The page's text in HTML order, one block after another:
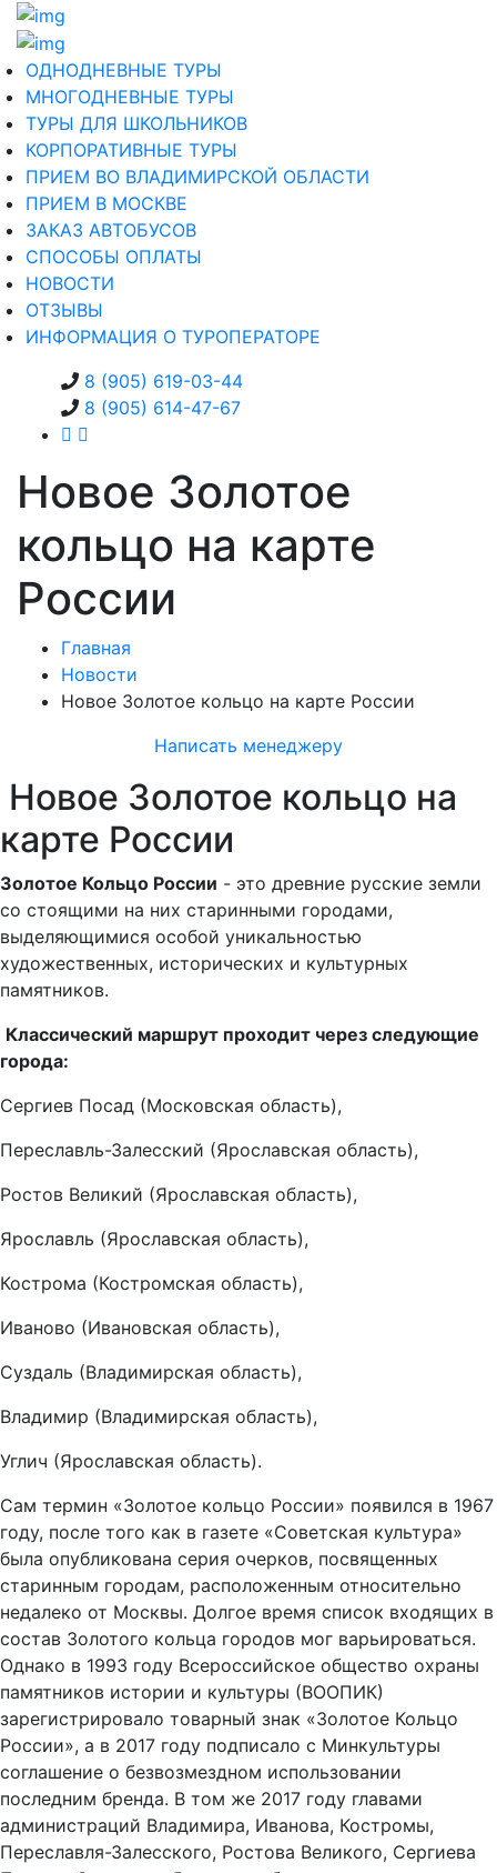
ОДНОДНЕВНЫЕ ТУРЫ
МНОГОДНЕВНЫЕ ТУРЫ
ТУРЫ ДЛЯ ШКОЛЬНИКОВ
КОРПОРАТИВНЫЕ ТУРЫ
ПРИЕМ ВО ВЛАДИМИРСКОЙ ОБЛАСТИ
ПРИЕМ В МОСКВЕ
ЗАКАЗ АВТОБУСОВ
СПОСОБЫ ОПЛАТЫ
НОВОСТИ
ОТЗЫВЫ
ИНФОРМАЦИЯ О ТУРОПЕРАТОРЕ
8 (905) 619-03-44
8 (905) 614-47-67
Новое Золотое
кольцо на карте
России
Главная
Новости
Новое Золотое кольцо на карте России
Написать менеджеру
Новое Золотое кольцо на
карте России
Золотое Кольцо России - это древние русские земли
со стоящими на них старинными городами,
выделяющимися особой уникальностью
художественных, исторических и культурных
памятников.
Классический маршрут проходит через следующие
города:
Сергиев Посад (Московская область),
Переславль-Залесский (Ярославская область),
Ростов Великий (Ярославская область),
Ярославль (Ярославская область),
Кострома (Костромская область),
Иваново (Ивановская область),
Суздаль (Владимирская область),
Владимир (Владимирская область),
Углич (Ярославская область).
Сам термин «Золотое кольцо России» появился в 1967
году, после того как в газете «Советская культура»
была опубликована серия очерков, посвященных
старинным городам, расположенным относительно
недалеко от Москвы. Долгое время список входящих в
состав Золотого кольца городов мог варьироваться.
Однако в 1993 году Всероссийское общество охраны
памятников истории и культуры (ВООПИК)
зарегистрировало товарный знак «Золотое Кольцо
России», а в 2017 году подписало с Минкультуры
соглашение о безвозмездном использовании
последним бренда. В том же 2017 году главами
администраций Владимира, Иванова, Костромы,
Переславля-Залесского, Ростова Великого, Сергиева